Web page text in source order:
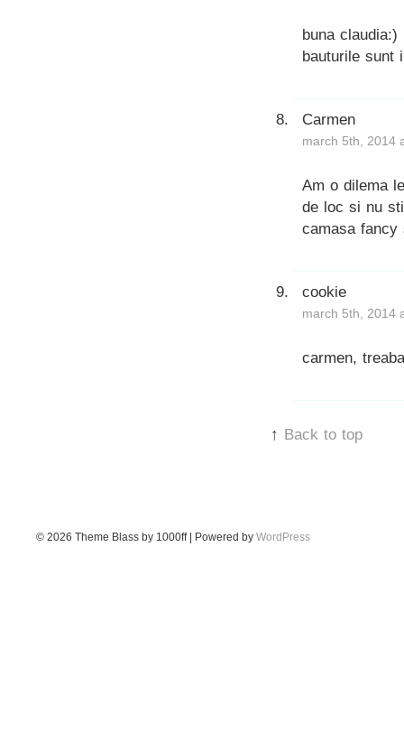
buna claudia:)
bauturile sunt
Carmen
march 5th, 2014
Am o dilema
de loc si nu
camasa fancy
cookie
march 5th, 2014
carmen,
↑ Back to top
© 2026 Theme Blass by 1000ff | Powered by WordPress